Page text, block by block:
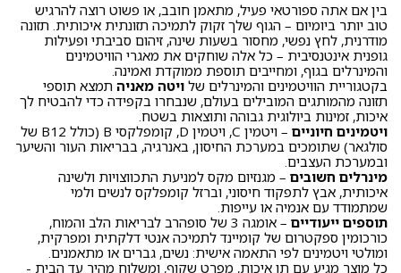
בין אם אתה ספורטאי פעיל, מתאמן חובב, או פשוט רוצה להרגיש
טוב יותר ביומיום – הגוף שלך זקוק לתמיכה תזונתית איכותית. תזונה
מודרנית, לחץ נפשי, מחסור בשעות שינה, זיהום סביבתי ופעילות
גופנית אינטנסיבית – כל אלה שוחקים את מאגרי הוויטמינים
והמינרלים בגוף, ומחייבים תוספת ממוקדת ואמינה.
בקטגוריית הוויטמינים והמינרלים של ויטה מאניה תמצא תוספי
תזונה מהמותגים המובילים בעולם, שנבחרו בקפידה כדי להבטיח לך
איכות, זמינות ביולוגית גבוהה ותוצאות בשטח.
ויטמינים חיוניים
– ויטמין C, ויטמין D, קומפלקסי B (כולל B12 של
סולגאר) שתומכים במערכת החיסון, באנרגיה, בבריאות העור והשיער
ובמערכת העצבים.
מינרלים חשובים – מגנזיום מקס למניעת התכווצויות ולשינה
איכותית, אבץ לתפקוד חיסוני, וברזל קומפלקס לנשים ולמי
שמתמודד עם אנמיה או עייפות.
תוספים ייעודיים
– אומגה 3 של סופהרב לבריאות הלב והמוח,
כורכומין ספקטרום של קומיינד לתמיכה אנטי דלקתית ומפרקית,
ומולטי ויטמינים לפי התאמה אישית: נשים, גברים או מתאמנים.
כל מוצר מגיע עם תו איכות, מפרט שקוף, ומשלוח מהיר עד הבית -